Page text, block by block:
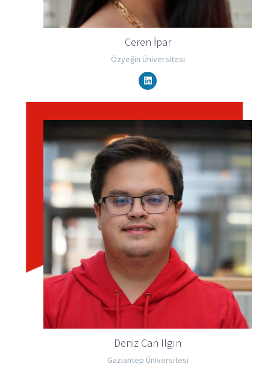
Ceren İpar
Özyeğin Üniversitesi
Deniz Can Ilgın
Gaziantep Üniversitesi